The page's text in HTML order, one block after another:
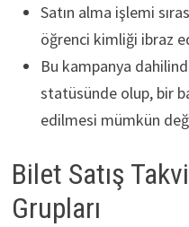
Satın alma işlemi
öğrenci kimliği ibraz
Bu kampanya
statüsünde olup, bir
edilmesi mümkün
Bilet Satış
Grupları